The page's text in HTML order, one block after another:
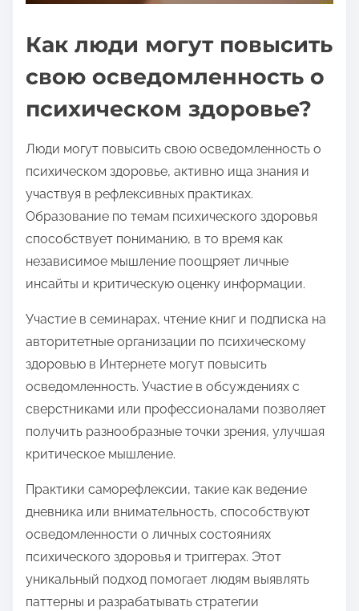
Как люди могут повысить
свою осведомленность о
психическом здоровье?
Люди могут повысить свою осведомленность о
психическом здоровье, активно ища знания и
участвуя в рефлексивных практиках.
Образование по темам психического здоровья
способствует пониманию, в то время как
независимое мышление поощряет личные
инсайты и критическую оценку информации.
Участие в семинарах, чтение книг и подписка на
авторитетные организации по психическому
здоровью в Интернете могут повысить
осведомленность. Участие в обсуждениях с
сверстниками или профессионалами позволяет
получить разнообразные точки зрения, улучшая
критическое мышление.
Практики саморефлексии, такие как ведение
дневника или внимательность, способствуют
осведомленности о личных состояниях
психического здоровья и триггерах. Этот
уникальный подход помогает людям выявлять
паттерны и разрабатывать стратегии